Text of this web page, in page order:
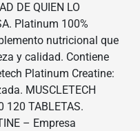
DE QUIEN LO
Platinum 100%
nutricional que
y calidad. Contiene
Platinum Creatine:
MUSCLETECH
120 TABLETAS.
– Empresa